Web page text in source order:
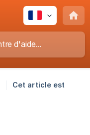
Cet article est